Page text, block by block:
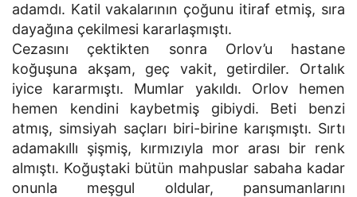
adamdı. Katil vakalarının çoğunu itiraf etmiş, sıra
dayağına çekilmesi kararlaşmıştı.
Cezasını çektikten sonra Orlov’u hastane
koğuşuna akşam, geç vakit, getirdiler. Ortalık
iyice kararmıştı. Mumlar yakıldı. Orlov hemen
hemen kendini kaybetmiş gibiydi. Beti benzi
atmış, simsiyah saçları biri-birine karışmıştı. Sırtı
adamakıllı şişmiş, kırmızıyla mor arası bir renk
almıştı. Koğuştaki bütün mahpuslar sabaha kadar
onunla meşgul oldular, pansumanlarını